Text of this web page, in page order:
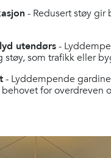
- Redusert støy
utendørs-
støy, som trafikk eller
- Lyddempende
for overdreven